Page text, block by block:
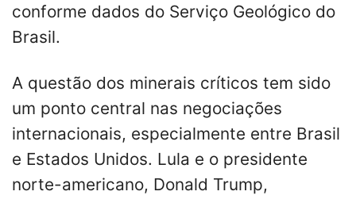
conforme dados do Serviço Geológico do
Brasil.
A questão dos minerais críticos tem sido
um ponto central nas negociações
internacionais, especialmente entre Brasil
e Estados Unidos. Lula e o presidente
norte-americano, Donald Trump,